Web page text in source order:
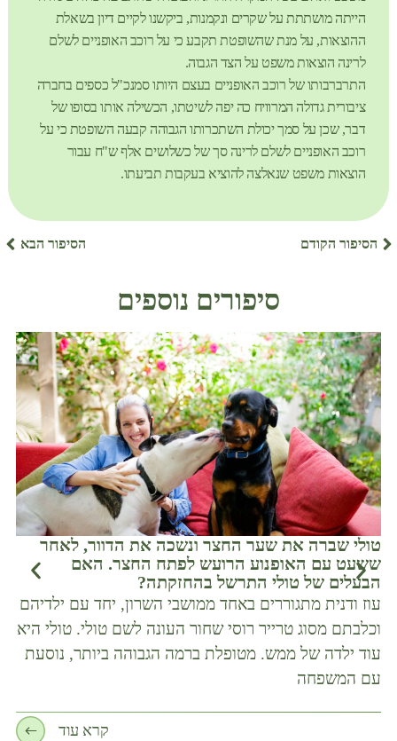
הייתה מושתתת על שקרים ונקמנות, ביקשנו לקיים דיון בשאלת
ההוצאות, על מנת שהשופטת תקבע כי על רוכב האופניים לשלם
לרינה הוצאות משפט על הצד הגבוה.
התרברבותו של רוכב האופניים בעצם היותו סמנכ"ל כספים בחברה
ציבורית גדולה המרוויח כה יפה לשיטתו, הכשילה אותו בסופו של
דבר, שכן על סמך יכולת השתכרותו הגבוהה קבעה השופטת כי על
רוכב האופניים לשלם לרינה סך של כשלושים אלף ש"ח עבור
הוצאות משפט שנאלצה להוציא בעקבות תביעתו.
הסיפור הקודם הסיפור הבא
סיפורים נוספים
טולי שברה את שער החצר ונשכה את הדוור, לאחר
ששעט עם האופנוע הרועש לפתח החצר. האם
הבעלים של טולי התרשל בהחזקתה?
עוז ודנית מתגוררים באחד ממושבי השרון, יחד עם ילדיהם
וכלבתם מסוג טרייר רוסי שחור העונה לשם טולי. טולי היא
עוד ילדה של ממש. מטופלת ברמה הגבוהה ביותר, נוסעת
עם המשפחה
קרא עוד